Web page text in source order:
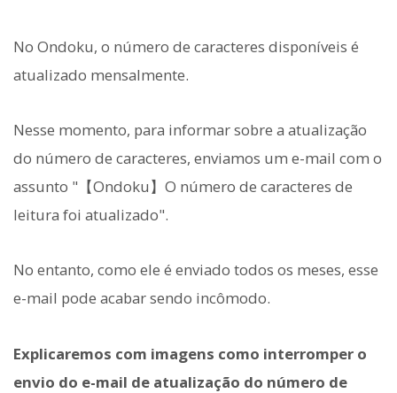
No Ondoku, o número de caracteres disponíveis é
atualizado mensalmente.
Nesse momento, para informar sobre a atualização
do número de caracteres, enviamos um e-mail com o
assunto "【Ondoku】O número de caracteres de
leitura foi atualizado".
No entanto, como ele é enviado todos os meses, esse
e-mail pode acabar sendo incômodo.
Explicaremos com imagens como interromper o
envio do e-mail de atualização do número de